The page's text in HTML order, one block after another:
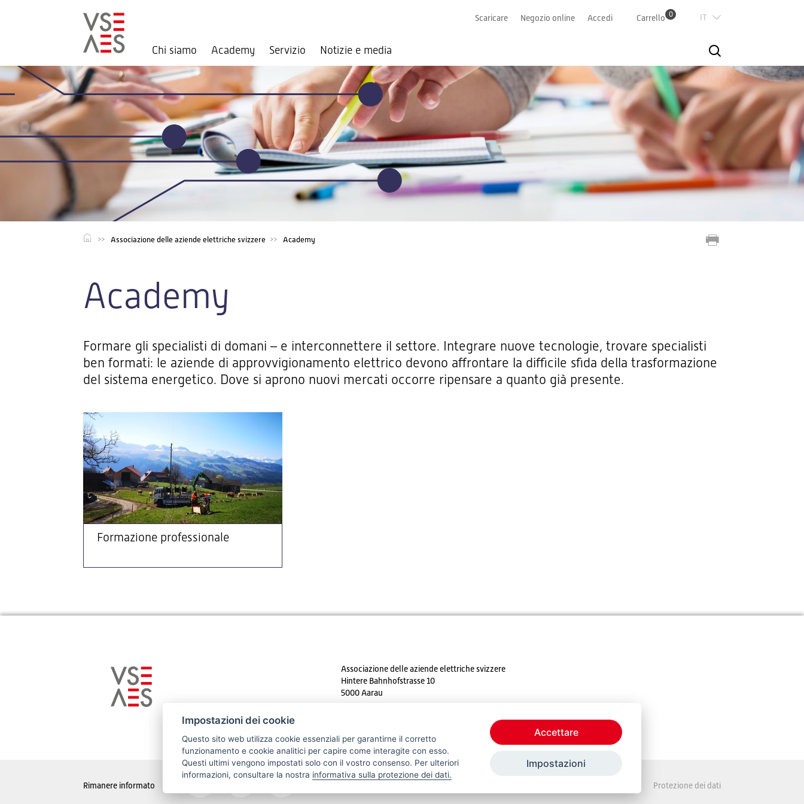
Salta
al
contenuto
principale
Chi siamo Academy Servizio Notizie e media
Scaricare Negozio online Accedi Carrello 0
Associazione delle aziende elettriche svizzere Academy
Academy
Formare gli specialisti di domani – e interconnettere il settore. Integrare nuove tecnologie, trovare specialisti
ben formati: le aziende di approvvigionamento elettrico devono affrontare la difficile sfida della trasformazione
del sistema energetico. Dove si aprono nuovi mercati occorre ripensare a quanto già presente.
Formazione professionale
Associazione delle aziende elettriche svizzere
Hintere Bahnhofstrasse 10
5000 Aarau
Rimanere informato Protezione dei dati
Impostazioni dei cookie
Questo sito web utilizza cookie essenziali per garantirne il corretto
funzionamento e cookie analitici per capire come interagite con esso.
Questi ultimi vengono impostati solo con il vostro consenso. Per ulteriori
informazioni, consultare la nostra informativa sulla protezione dei dati.
Accettare
Impostazioni